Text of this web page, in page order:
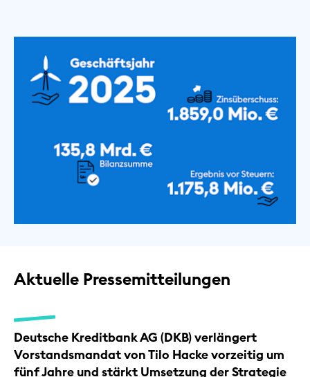
Aktuelle Pressemitteilungen
Deutsche Kreditbank AG (DKB) verlängert
Vorstandsmandat von Tilo Hacke vorzeitig um
fünf Jahre und stärkt Umsetzung der Strategie